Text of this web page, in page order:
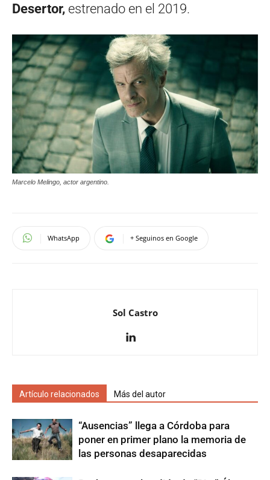
Desertor, estrenado en el 2019.
Marcelo Melingo, actor argentino.
WhatsApp + Seguinos en Google
Sol Castro
Artículo relacionados Más del autor
“Ausencias” llega a Córdoba para
poner en primer plano la memoria de
las personas desaparecidas